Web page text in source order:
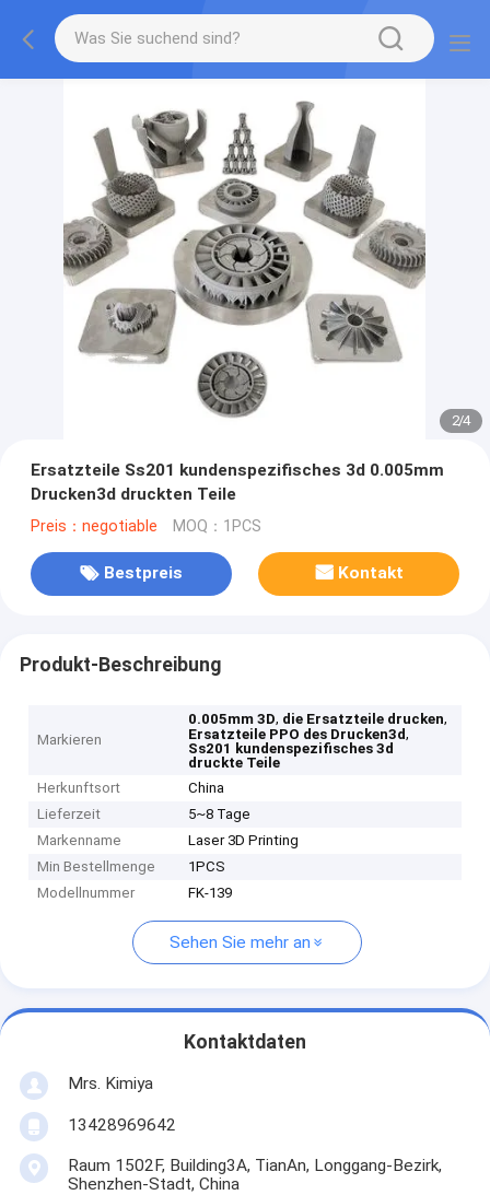
2/4
Ersatzteile Ss201 kundenspezifisches 3d 0.005mm
Drucken3d druckten Teile
Preis：negotiable MOQ：1PCS
Bestpreis Kontakt
Produkt-Beschreibung
Markieren
0.005mm 3D, die Ersatzteile drucken,
Ersatzteile PPO des Drucken3d,
Ss201 kundenspezifisches 3d
druckte Teile
Herkunftsort
China
Lieferzeit
5~8 Tage
Markenname
Laser 3D Printing
Min Bestellmenge
1PCS
Modellnummer
FK-139
Sehen Sie mehr an
Kontaktdaten
Mrs. Kimiya
13428969642
Raum 1502F, Building3A, TianAn, Longgang-Bezirk,
Shenzhen-Stadt, China